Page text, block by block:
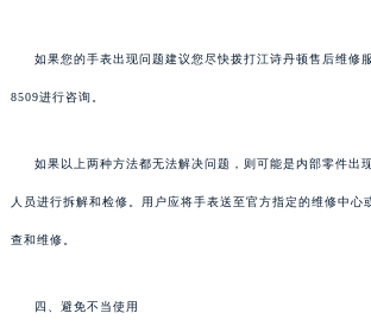
如果您的手表出现问题建议您尽快拨打江诗丹顿售后维修
8509进行咨询。
如果以上两种方法都无法解决问题，则可能是内部零件出
人员进行拆解和检修。用户应将手表送至官方指定的维修中心
查和维修。
四、避免不当使用